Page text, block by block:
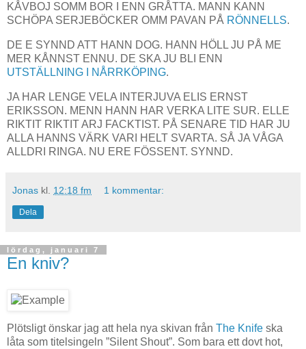
KÅVBOJ SOMM BOR I ENN GRÅTTA. MANN KANN
SCHÖPA SERJEBÖCKER OMM PAVAN PÅ RÖNNELLS.
DE E SYNND ATT HANN DOG. HANN HÖLL JU PÅ ME
MER KÅNNST ENNU. DE SKA JU BLI ENN
UTSTÄLLNING I NÅRRKÖPING.
JA HAR LENGE VELA INTERJUVA ELIS ERNST
ERIKSSON. MENN HANN HAR VERKA LITE SUR. ELLE
RIKTIT RIKTIT ARJ FACKTIST. PÅ SENARE TID HAR JU
ALLA HANNS VÄRK VARI HELT SVARTA. SÅ JA VÅGA
ALLDRI RINGA. NU ERE FÖSSENT. SYNND.
Jonas kl. 12:18 fm 1 kommentar:
Dela
lördag, januari 7
En kniv?
Plötsligt önskar jag att hela nya skivan från The Knife ska
låta som titelsingeln ”Silent Shout”. Som bara ett dovt hot,